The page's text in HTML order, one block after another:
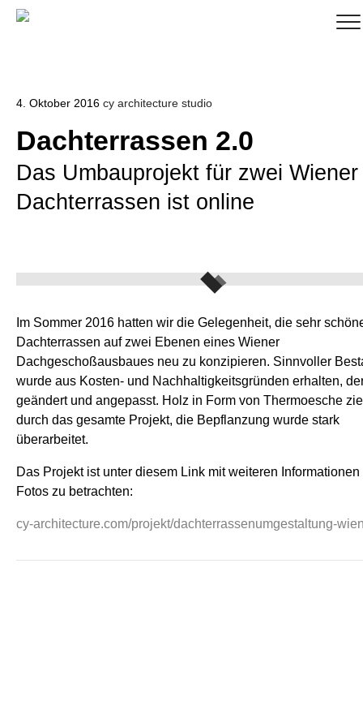
4. Oktober 2016 cy architecture studio
Dachterrassen 2.0
Das Umbauprojekt für zwei Wiener
Dachterrassen ist online
Im Sommer 2016 hatten wir die Gelegenheit, die sehr
Dachterrassen auf zwei Ebenen eines Wiener
Dachgeschoßausbaues neu zu konzipieren. Sinnvoller
wurde aus Kosten- und Nachhaltigkeitsgründen erhalten,
geändert und angepasst. Holz in Form von Thermoesche
durch das gesamte Projekt, die Bepflanzung wurde stark
überarbeitet.
Das Projekt ist unter diesem Link mit weiteren Informationen
Fotos zu betrachten:
cy-architecture.com/projekt/dachterrassenumgestaltung-